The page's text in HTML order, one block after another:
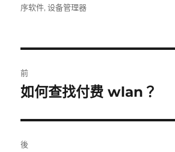
者
表
序软件,设备管理器
navigation
前
上
篇
文
如何查找付费 wlan？
後